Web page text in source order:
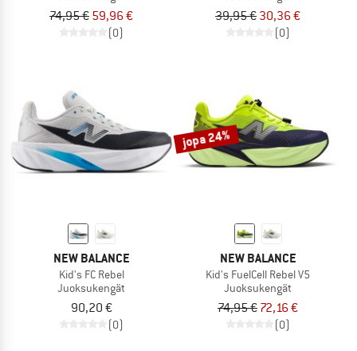
74,95 € 59,96 €
(0)
39,95 € 30,36 €
(0)
NEW BALANCE
Kid's FC Rebel
Juoksukengät
90,20 €
(0)
jopa 24%
NEW BALANCE
Kid's FuelCell Rebel V5
Juoksukengät
74,95 € 72,16 €
(0)